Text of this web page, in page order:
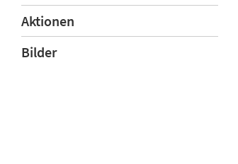
Aktionen
Bilder